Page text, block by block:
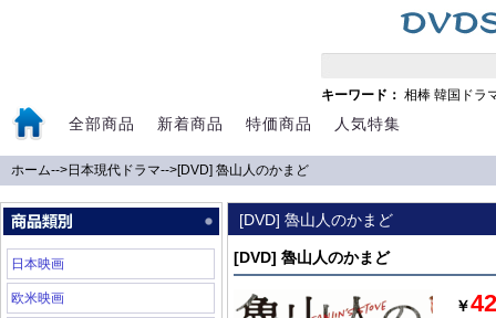
キーワード： 相棒 韓国ドラ
全部商品 新着商品 特価商品 人気特集
ホーム-->日本現代ドラマ-->[DVD] 魯山人のかまど
日本映画
欧米映画
[DVD] 魯山人のかまど
[DVD] 魯山人のかまど
￥